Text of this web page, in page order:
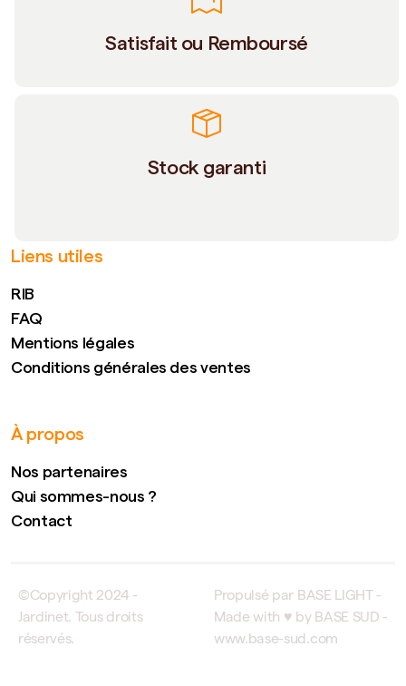
Satisfait ou Remboursé
Stock garanti
Liens utiles
RIB
FAQ
Mentions légales
Conditions générales des ventes
À propos
Nos partenaires
Qui sommes-nous ?
Contact
©Copyright 2024 -
Jardinet. Tous droits
réservés.
Propulsé par BASE LIGHT -
Made with ♥ by BASE SUD -
www.base-sud.com